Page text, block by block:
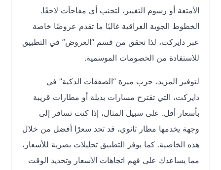
الأمتعة أو رسوم التغيير، لتجنب أي مفاجآت لاحقًا.
الخطوط الجوية العراقية غالبًا ما تقدم عروضًا خاصة
عبر دايركت، لذا تحقق من قسم “العروض” في التطبيق
للاستفادة من الخصومات الموسمية.
لتوفير المزيد، جرب ميزة “الصفقات الذكية” في
دايركت، التي تقترح مسارات بديلة أو مطارات قريبة
بأسعار أقل. على سبيل المثال، إذا كنت تسافر إلى
وجهة يخدمها مطار ثانوي، قد تجد سعرًا أفضل من خلال
هذه الخاصية. كما يوفر التطبيق تحليلات بصرية للأسعار،
مما يساعدك على فهم اتجاهات الأسعار وتحديد الوقت